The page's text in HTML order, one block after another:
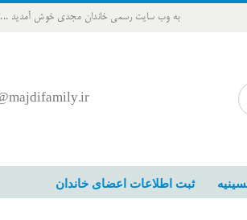
به وب سایت رسمی خاندان مجدی خوش آمدید ...
ثبت اطلاعات اعضای خاندان